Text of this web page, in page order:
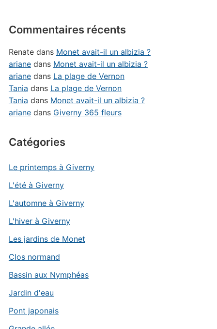
Commentaires récents
Renatedans Monet avait-il un albizia ?
arianedans Monet avait-il un albizia ?
arianedans La plage de Vernon
Tania dans La plage de Vernon
Tania dans Monet avait-il un albizia ?
arianedans Giverny 365 fleurs
Catégories
Le printemps à Giverny
L'été à Giverny
L'automne à Giverny
L'hiver à Giverny
Les jardins de Monet
Clos normand
Bassin aux Nymphéas
Jardin d'eau
Pont japonais